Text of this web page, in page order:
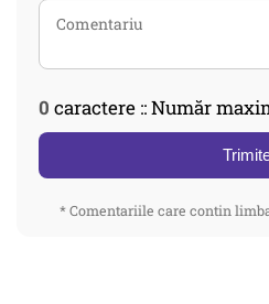
0 caractere :: Număr
* Comentariile care contin